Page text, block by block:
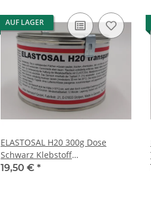
AUF LAGER
ELASTOSAL H20 300g Dose
Schwarz Klebstoff
Kontaktklebstoff
19,50 € *